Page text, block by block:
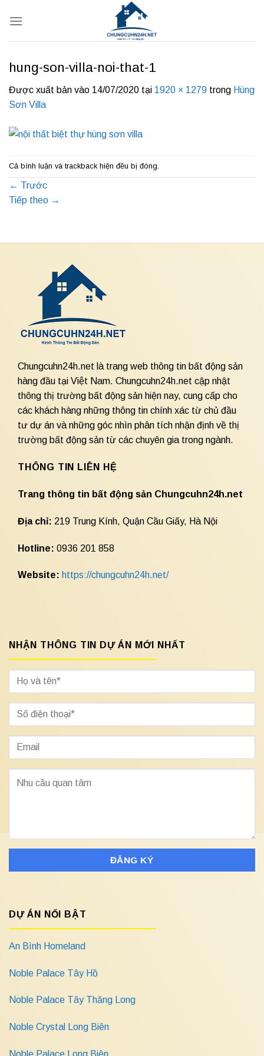
qua
hung-son-villa-noi-that-1
Được xuất bản vào 14/07/2020 tại 1920 × 1279 trong Hùng
Sơn Villa
Cả bình luận và trackback hiện đều bị đóng.
← Trước
Tiếp theo →
Chungcuhn24h.net là trang web thông tin bất động sản
hàng đầu tại Việt Nam. Chungcuhn24h.net cập nhật
thông thị trường bất động sản hiện nay, cung cấp cho
các khách hàng những thông tin chính xác từ chủ đầu
tư dự án và những góc nhìn phân tích nhận định về thị
trường bất động sản từ các chuyên gia trong ngành.
THÔNG TIN LIÊN HỆ
Trang thông tin bất động sản Chungcuhn24h.net
Địa chỉ: 219 Trung Kính, Quận Cầu Giấy, Hà Nội
Hotline: 0936 201 858
Website: https://chungcuhn24h.net/
NHẬN THÔNG TIN DỰ ÁN MỚI NHẤT
DỰ ÁN NỔI BẬT
An Bình Homeland
Noble Palace Tây Hồ
Noble Palace Tây Thăng Long
Noble Crystal Long Biên
Noble Palace Long Biên